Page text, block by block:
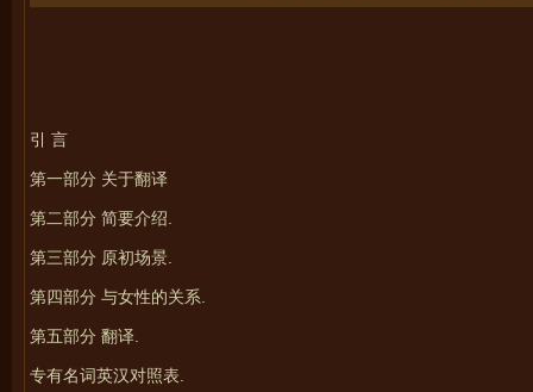
引 言
第一部分 关于翻译
第二部分 简要介绍.
第三部分 原初场景
第四部分 与女性的关系.
第五部分 翻译.
专有名词英汉对照表.